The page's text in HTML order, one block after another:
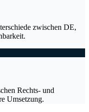
zwischen DE,
Rechts- und
Umsetzung.